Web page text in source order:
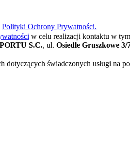
Polityki Ochrony Prywatności.
w celu realizacji kontaktu w
S.C., ul. Osiedle Gruszkowe 3/
świadczonych usługi na